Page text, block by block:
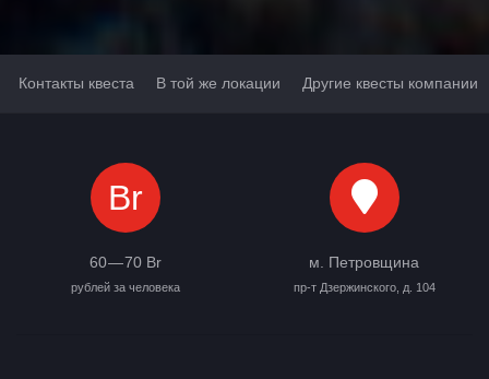
Контакты квеста В той же локации Другие квесты компании
Br
60 — 70 Br
рублей за человека
м. Петровщина
пр-т Дзержинского, д. 104